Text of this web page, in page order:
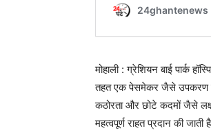
मोहाली : ग्रेशियन बाई पार्क
तहत एक पेसमेकर जैसे उपकरण से
कठोरता और छोटे कदमों जैसे
महत्वपूर्ण राहत प्रदान की